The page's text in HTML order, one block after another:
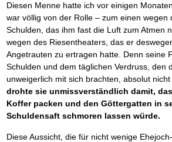
Die Feuerkraft TIPP
Holen Sie Erfolg in Ihr Leben
Mit System zum Erfolg GEHEIMTIPP
Starten Sie endlich durch
schnell im Internet bekannt werden und damit viel
Schreib Dich reich SCHREIB VERTRIEBS TIPP
Vom Gedanken zum Bestseller
Diesen Menne hatte ich vor einigen
war völlig von der Rolle – zum einen wegen
Schulden, das ihm fast die Luft zum Atmen
wegen des Riesentheaters, das er
Angetrauten zu ertragen hatte. Denn seine
Schulden und dem täglichen Verdruss, den
unweigerlich mit sich brachten, absolut nicht
drohte sie unmissverständlich damit,
Koffer packen und den Göttergatten in
Schuldensaft schmoren lassen würde.
Diese Aussicht, die für nicht wenige